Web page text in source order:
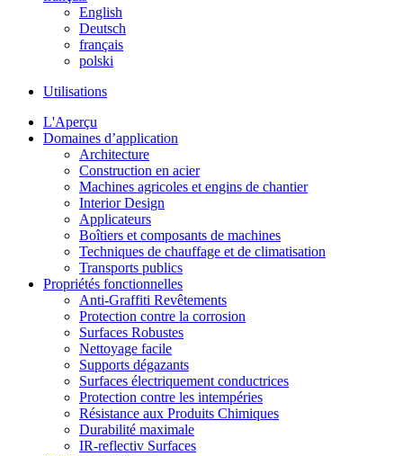
English
Deutsch
français
polski
Utilisations
L'Aperçu
Domaines d’application
Architecture
Construction en acier
Machines agricoles et engins de chantier
Interior Design
Applicateurs
Boîtiers et composants de machines
Techniques de chauffage et de climatisation
Transports publics
Propriétés fonctionnelles
Anti-Graffiti Revêtements
Protection contre la corrosion
Surfaces Robustes
Nettoyage facile
Supports dégazants
Surfaces électriquement conductrices
Protection contre les intempéries
Résistance aux Produits Chimiques
Durabilité maximale
IR-reflectiv Surfaces